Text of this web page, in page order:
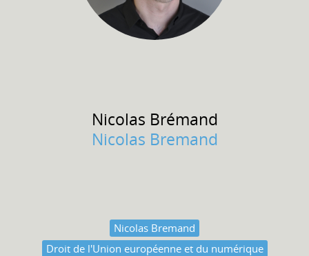
Nicolas Brémand
Nicolas Bremand
Nicolas Bremand
Droit de l'Union européenne et du numérique